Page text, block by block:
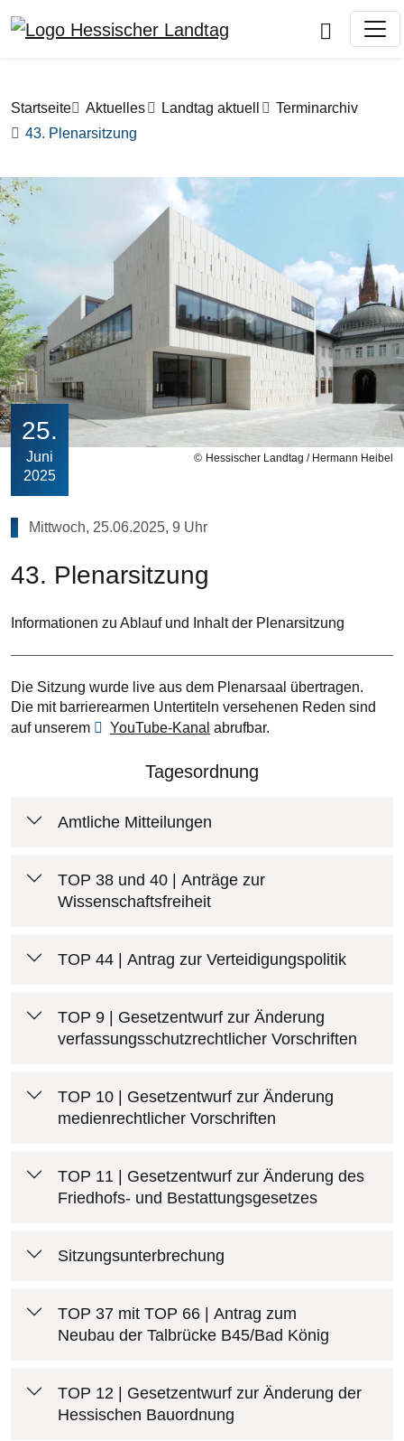
Pfadnavigation
Startseite Aktuelles Landtag aktuell
Terminarchiv
43. Plenarsitzung
Bilddatei
Hessischer Landtag / Hermann Heibel
25
Juni
2025
Mittwoch, 25.06.2025, 9 Uhr
43. Plenarsitzung
Informationen zu Ablauf und Inhalt der Plenarsitzung
Die Sitzung wurde live aus dem Plenarsaal übertragen.
Die mit barrierearmen Untertiteln versehenen Reden sind
auf unserem
YouTube-Kanal abrufbar.
Tagesordnung
Amtliche Mitteilungen
TOP 38 und 40 | Anträge zur
Wissenschaftsfreiheit
TOP 44 | Antrag zur Verteidigungspolitik
TOP 9 | Gesetzentwurf zur Änderung
verfassungsschutzrechtlicher Vorschriften
TOP 10 | Gesetzentwurf zur Änderung
medienrechtlicher Vorschriften
TOP 11 | Gesetzentwurf zur Änderung des
Friedhofs- und Bestattungsgesetzes
Sitzungsunterbrechung
TOP 37 mit TOP 66 | Antrag zum
Neubau der Talbrücke B45/Bad König
TOP 12 | Gesetzentwurf zur Änderung der
Hessischen Bauordnung